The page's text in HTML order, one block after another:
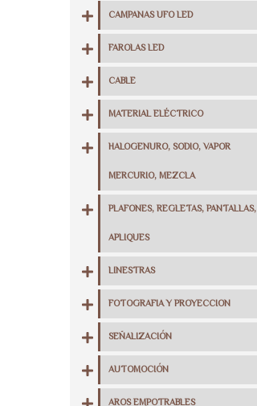
CAMPANAS UFO LED
FAROLAS LED
CABLE
MATERIAL ELÉCTRICO
HALOGENURO, SODIO, VAPOR
MERCURIO, MEZCLA
PLAFONES, REGLETAS, PANTALLAS,
APLIQUES
LINESTRAS
FOTOGRAFIA Y PROYECCION
SEÑALIZACIÓN
AUTOMOCIÓN
AROS EMPOTRABLES